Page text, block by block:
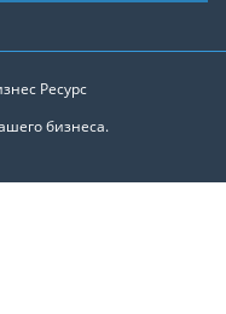
Ресурс
бизнеса.